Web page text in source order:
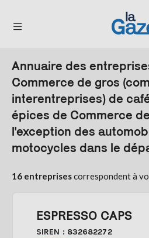
THÉMATIQUES
RÉGIONS
FORMATS
TENDANCES
SERVICES
Annuaire des
Commerce de gros
interentreprises) de
épices de Commerce
l'exception des
motocycles dans le
16 entreprisescorrespondent à
ESPRESSO CAPS
SIREN : 832682272